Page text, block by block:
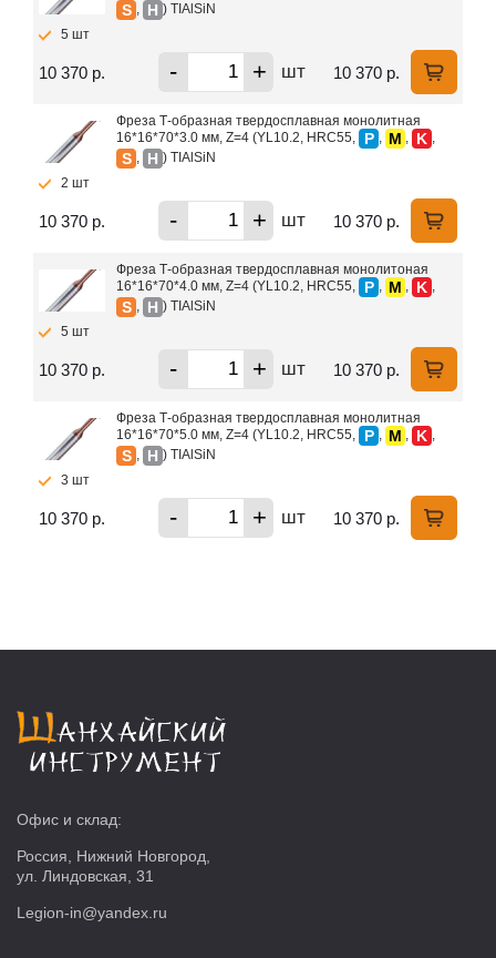
S , H ) TIAlSiN
5 шт
10 370 р. - + шт 10 370 р.
Фреза Т-образная твердосплавная монолитная
16*16*70*3.0 мм, Z=4 (YL10.2, HRC55,
P , M , K ,
S , H ) TIAlSiN
2 шт
10 370 р. - + шт 10 370 р.
Фреза Т-образная твердосплавная монолитоная
16*16*70*4.0 мм, Z=4 (YL10.2, HRC55,
P , M , K ,
S , H ) TIAlSiN
5 шт
10 370 р. - + шт 10 370 р.
Фреза Т-образная твердосплавная монолитная
16*16*70*5.0 мм, Z=4 (YL10.2, HRC55,
P , M , K ,
S , H ) TIAlSiN
3 шт
10 370 р. - + шт 10 370 р.
Офис и склад:
Россия, Нижний Новгород,
ул. Линдовская, 31
Legion-in@yandex.ru